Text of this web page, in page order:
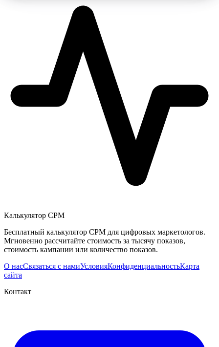
Калькулятор CPM
Бесплатный калькулятор CPM для цифровых маркетологов.
Мгновенно рассчитайте стоимость за тысячу показов,
стоимость кампании или количество показов.
О насСвязаться с намиУсловияКонфиденциальностьКарта
сайта
Контакт